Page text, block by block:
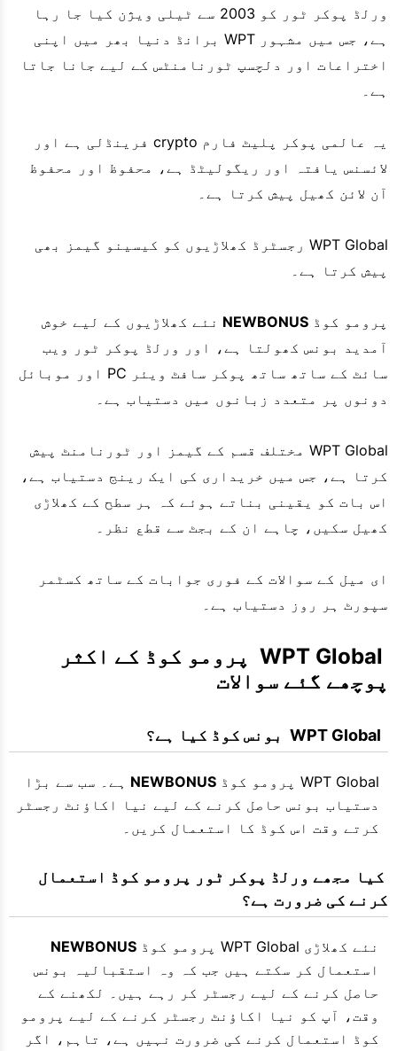
ورلڈ پوکر ٹور کو 2003 سے ٹیلی ویژن کیا جا رہا
ہے، جس میں مشہور WPT برانڈ دنیا بھر میں اپنی
اختراعات اور دلچسپ ٹورنامنٹس کے لیے جانا جاتا
ہے۔
یہ عالمی پوکر پلیٹ فارم crypto فرینڈلی ہے اور
لائسنس یافتہ اور ریگولیٹڈ ہے، محفوظ اور محفوظ
آن لائن کھیل پیش کرتا ہے۔
WPT Global رجسٹرڈ کھلاڑیوں کو کیسینو گیمز بھی
پیش کرتا ہے۔
پرومو کوڈ NEWBONUS نئے کھلاڑیوں کے لیے خوش
آمدید بونس کھولتا ہے، اور ورلڈ پوکر ٹور ویب
سائٹ کے ساتھ ساتھ پوکر سافٹ ویئر PC اور موبائل
دونوں پر متعدد زبانوں میں دستیاب ہے۔
WPT Global مختلف قسم کے گیمز اور ٹورنامنٹ پیش
کرتا ہے، جس میں خریداری کی ایک رینج دستیاب ہے،
اس بات کو یقینی بناتے ہوئے کہ ہر سطح کے کھلاڑی
کھیل سکیں، چاہے ان کے بجٹ سے قطع نظر۔
ای میل کے سوالات کے فوری جوابات کے ساتھ کسٹمر
سپورٹ ہر روز دستیاب ہے۔
پوچھے گئے سوالات
WPT Global پرومو کوڈ NEWBONUS ہے۔ سب سے بڑا
دستیاب بونس حاصل کرنے کے لیے نیا اکاؤنٹ رجسٹر
کرتے وقت اس کوڈ کا استعمال کریں۔
کرنے کی ضرورت ہے؟
نئے کھلاڑی WPT Global پرومو کوڈ
NEWBONUS
استعمال کر سکتے ہیں جب کہ وہ استقبالیہ بونس
حاصل کرنے کے لیے رجسٹر کر رہے ہیں۔ لکھنے کے
وقت، آپ کو نیا اکاؤنٹ رجسٹر کرنے کے لیے پرومو
کوڈ استعمال کرنے کی ضرورت نہیں ہے، تاہم، اگر